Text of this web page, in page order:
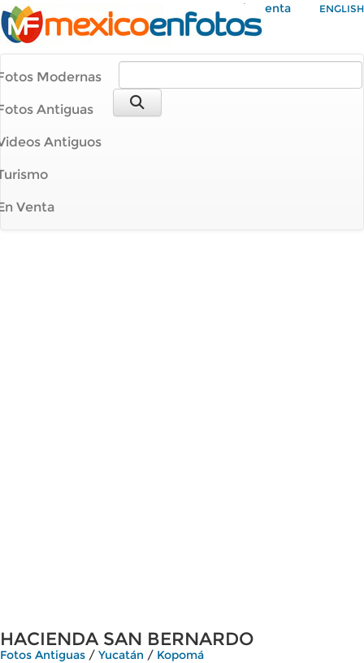
Mi Cuenta ENGLISH
Modernas
Antiguas
Antiguos
Venta
HACIENDA SAN BERNARDO
Fotos Antiguas / Yucatán / Kopomá